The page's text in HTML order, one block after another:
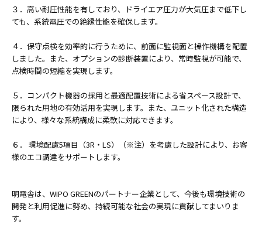
３．高い耐圧性能を有しており、ドライエア圧力が大気圧まで低下し
ても、系統電圧での絶縁性能を確保します。
４．保守点検を効率的に行うために、前面に監視面と操作機構を配置
しました。また、オプションの診断装置により、常時監視が可能で、
点検時間の短縮を実現します。
５．コンパクト機器の採用と最適配置技術による省スペース設計で、
限られた用地の有効活用を実現します。また、ユニット化された構造
により、様々な系統構成に柔軟に対応できます。
６． 環境配慮5項目（3R・LS）（※注）を考慮した設計により、お客
様のエコ調達をサポートします。
明電舎は、WIPO GREENのパートナー企業として、今後も環境技術の
開発と利用促進に努め、持続可能な社会の実現に貢献してまいりま
す。